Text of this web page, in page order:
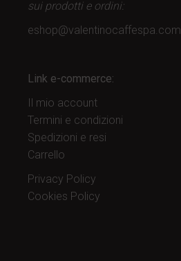
sui prodotti e ordini:
eshop@valentinocaffespa.com
Link e-commerce:
Il mio account
Termini e condizioni
Spedizioni e resi
Carrello
Privacy Policy
Cookies Policy